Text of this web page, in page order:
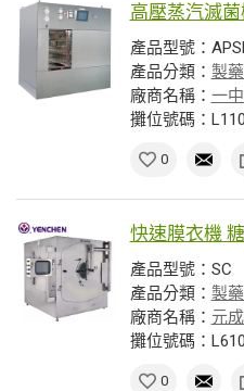
高壓蒸汽滅
產品型號：
產品分類： 製
廠商名稱： 一
攤位號碼：
0
快速膜衣機
產品型號：SC
產品分類： 製
廠商名稱： 元
攤位號碼：L610
0